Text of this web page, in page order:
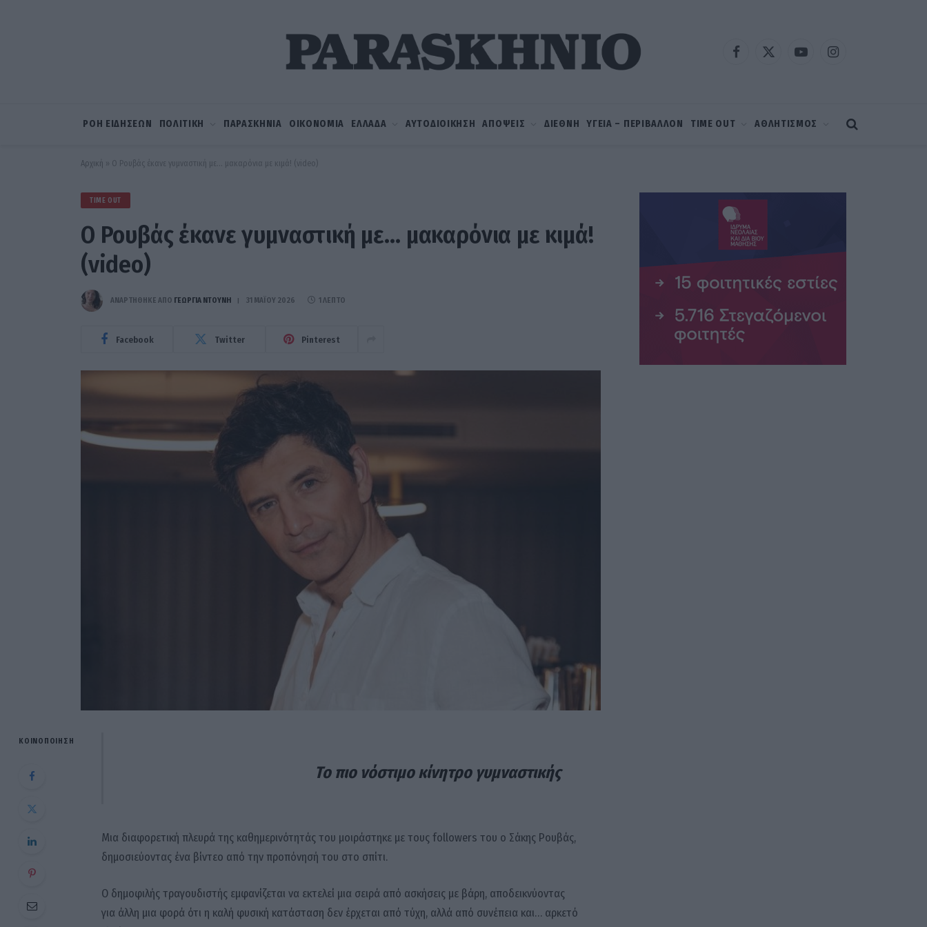
Facebook
X
YouTubeInstagram
ΡΟΗ ΕΙΔΗΣΕΩΝ ΠΟΛΙΤΙΚΗ ΠΑΡΑΣΚΗΝΙΑ ΟΙΚΟΝΟΜΙΑ ΕΛΛΑΔΑ ΑΥΤΟΔΙΟΙΚΗΣΗ ΑΠΟΨΕΙΣ ΔΙΕΘΝΗ ΥΓΕΙΑ – ΠΕΡΙΒΑΛΛΟΝ TIME OUT ΑΘΛΗΤΙΣΜΟΣ
Αρχική » Ο Ρουβάς έκανε γυμναστική με… μακαρόνια με κιμά! (video)
TIME OUT
Ο Ρουβάς έκανε γυμναστική με… μακαρόνια με κιμά!
(video)
ΑΝΑΡΤΗΘΗΚΕ ΑΠΟ ΓΕΩΡΓΊΑ ΝΤΟΎΝΗ 31 ΜΑΪ́ΟΥ 2026 1 ΛΕΠΤΌ
Facebook Twitter Pinterest
ΚΟΙΝΟΠΟΊΗΣΗ
Το πιο νόστιμο κίνητρο γυμναστικής
Μια διαφορετική πλευρά της καθημερινότητάς του μοιράστηκε με τους followers του ο Σάκης Ρουβάς,
δημοσιεύοντας ένα βίντεο από την προπόνησή του στο σπίτι.
Ο δημοφιλής τραγουδιστής εμφανίζεται να εκτελεί μια σειρά από ασκήσεις με βάρη, αποδεικνύοντας
για άλλη μια φορά ότι η καλή φυσική κατάσταση δεν έρχεται από τύχη, αλλά από συνέπεια και… αρκετό